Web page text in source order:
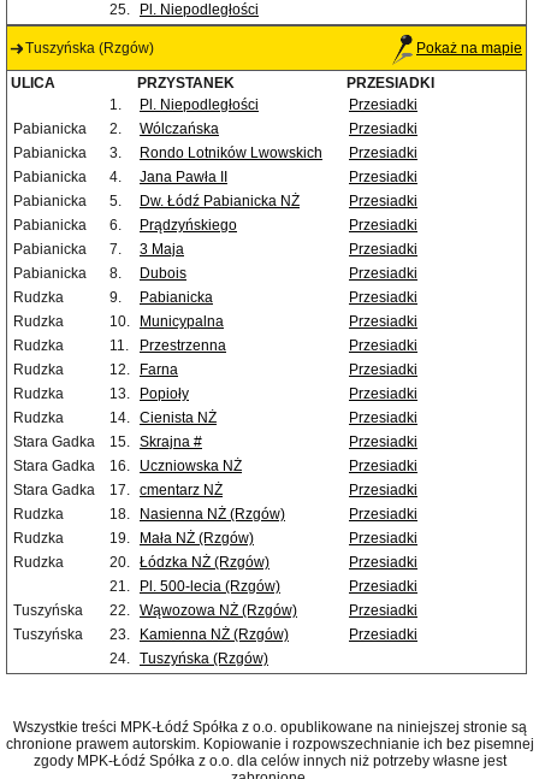
25.
Pl. Niepodległości
Tuszyńska (Rzgów) Pokaż na mapie
ULICA PRZYSTANEK
PRZESIADKI
1.
Pl. Niepodległości
Przesiadki
Pabianicka
2. Wólczańska
Przesiadki
Pabianicka
3. Rondo Lotników Lwowskich
Przesiadki
Pabianicka
4. Jana Pawła II
Przesiadki
Pabianicka
5. Dw. Łódź Pabianicka NŻ
Przesiadki
Pabianicka
6. Prądzyńskiego
Przesiadki
Pabianicka
7. 3 Maja
Przesiadki
Pabianicka
8. Dubois
Przesiadki
Rudzka
9. Pabianicka
Przesiadki
Rudzka
10. Municypalna
Przesiadki
Rudzka
11. Przestrzenna
Przesiadki
Rudzka
12. Farna
Przesiadki
Rudzka
13. Popioły
Przesiadki
Rudzka
14. Cienista NŻ
Przesiadki
Stara Gadka
15. Skrajna #
Przesiadki
Stara Gadka
16. Uczniowska NŻ
Przesiadki
Stara Gadka
17. cmentarz NŻ
Przesiadki
Rudzka
18. Nasienna NŻ (Rzgów)
Przesiadki
Rudzka
19. Mała NŻ (Rzgów)
Przesiadki
Rudzka
20. Łódzka NŻ (Rzgów)
Przesiadki
21.
Pl. 500-lecia (Rzgów)
Przesiadki
Tuszyńska
22. Wąwozowa NŻ (Rzgów)
Przesiadki
Tuszyńska
23. Kamienna NŻ (Rzgów)
Przesiadki
24. Tuszyńska (Rzgów)
Wszystkie treści MPK-Łódź Spółka z o.o. opublikowane na niniejszej stronie są
chronione prawem autorskim. Kopiowanie i rozpowszechnianie ich bez pisemnej
zgody MPK-Łódź Spółka z o.o. dla celów innych niż potrzeby własne jest